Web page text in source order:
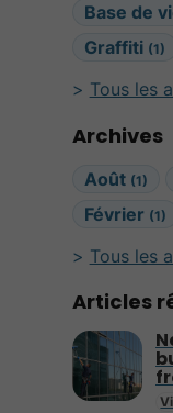
Base de
Graffiti (1)
Tous les
Archives
Août (1)
Février (1)
Tous les
Articles